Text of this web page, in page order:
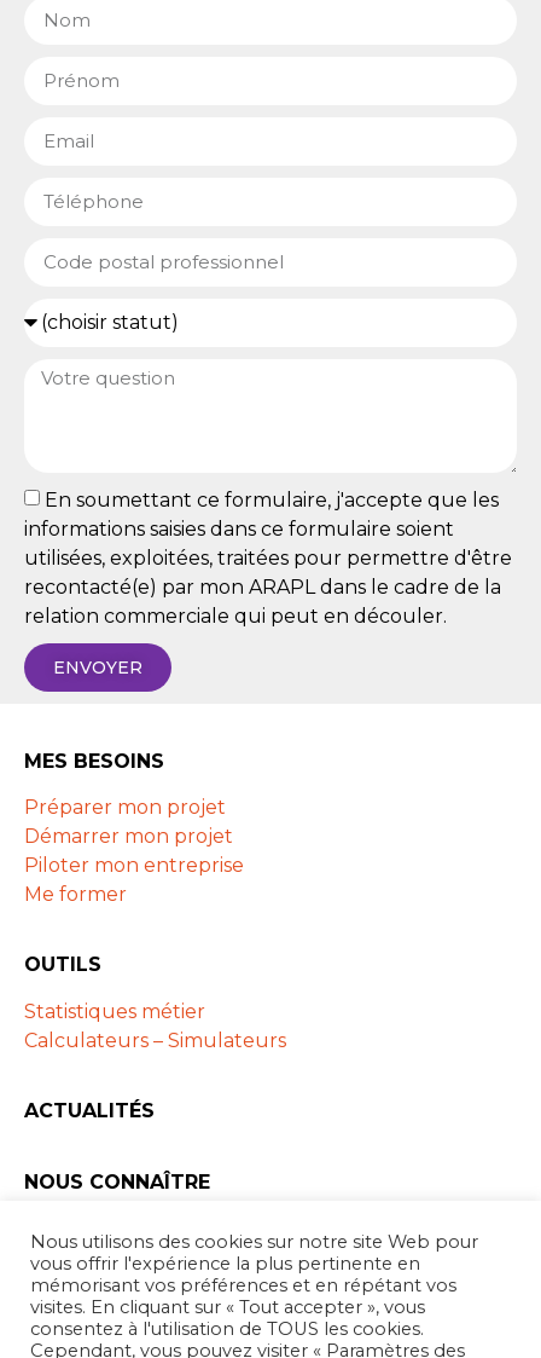
En soumettant ce formulaire, j'accepte que les
informations saisies dans ce formulaire soient
utilisées, exploitées, traitées pour permettre d'être
recontacté(e) par mon ARAPL dans le cadre de la
relation commerciale qui peut en découler.
ENVOYER
MES BESOINS
Préparer mon projet
Démarrer mon projet
Piloter mon entreprise
Me former
OUTILS
Statistiques métier
Calculateurs – Simulateurs
ACTUALITÉS
NOUS CONNAÎTRE
Partenaires
Nous utilisons des cookies sur notre site Web pour
vous offrir l'expérience la plus pertinente en
mémorisant vos préférences et en répétant vos
visites. En cliquant sur « Tout accepter », vous
consentez à l'utilisation de TOUS les cookies.
Cependant, vous pouvez visiter « Paramètres des